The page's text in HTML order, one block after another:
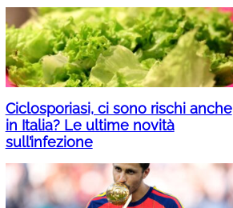
Ciclosporiasi, ci sono rischi anche
in Italia? Le ultime novità
sull’infezione